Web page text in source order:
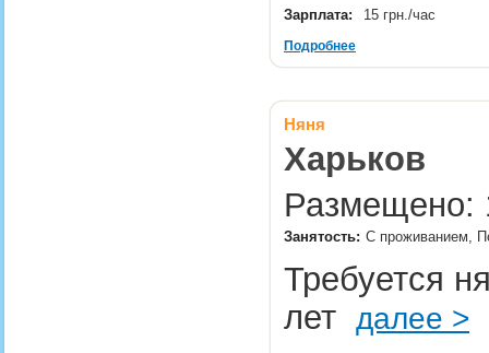
Зарплата: 15 грн./час
Подробнее
Няня
Харьков
Размещено:
Занятость: С проживанием,
Требуется
лет далее >